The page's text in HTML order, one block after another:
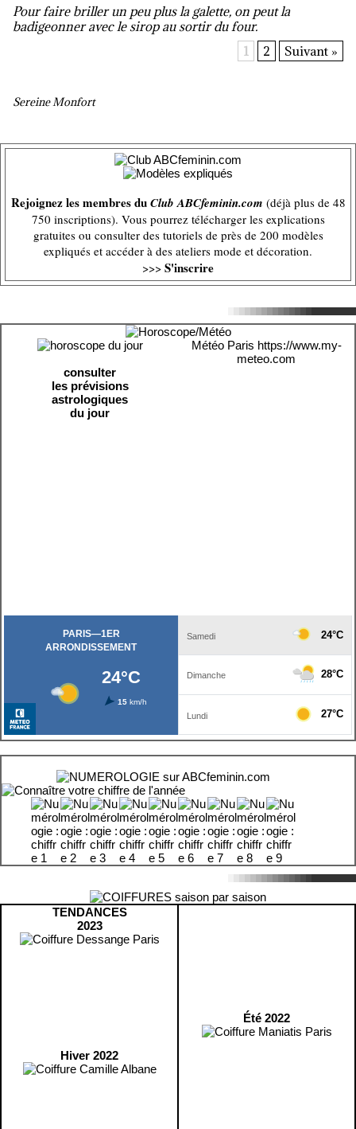
Pour faire briller un peu plus la galette, on peut la
badigeonner avec le sirop au sortir du four.
1
2 Suivant »
Sereine Monfort
Rejoignez les membres duClub ABCfeminin.com (déjà plus de 48
750 inscriptions). Vous pourrez télécharger les explications
gratuites ou consulter des tutoriels de près de 200 modèles
expliqués et accéder à des ateliers mode et décoration.
>>> S'inscrire
consulter
les prévisions
astrologiques
du jour
Météo Paris https://www.my-
meteo.com
TENDANCES
2023
Hiver 2022
Été 2022